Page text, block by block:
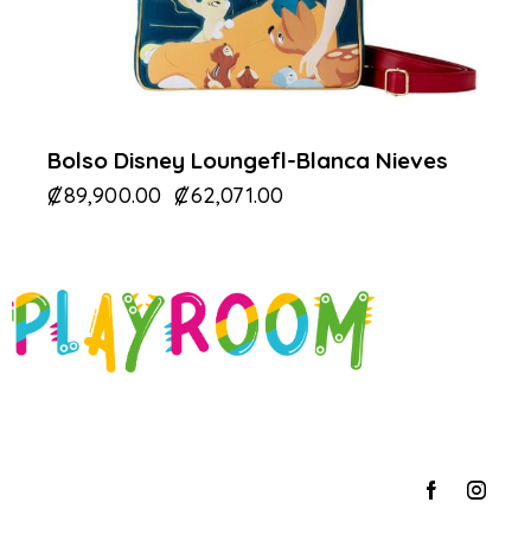
Bolso Disney Loungefl-Blanca Nieves
₡89,900.00 ₡62,071.00